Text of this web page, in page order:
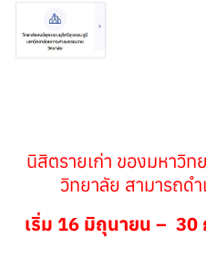
นิสิตรายเก่า ของมหาวิ
วิทยาลัย สามารถดำ
เริ่ม 16 มิถุนายน – 30